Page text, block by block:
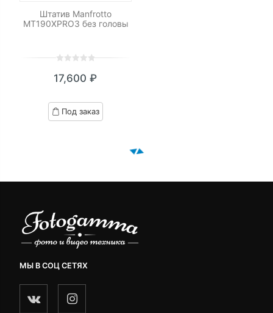
Штатив Manfrotto
MT190XPRO3 без головы
out
based
on
17,600 ₽
Под заказ
МЫ В СОЦ СЕТЯХ